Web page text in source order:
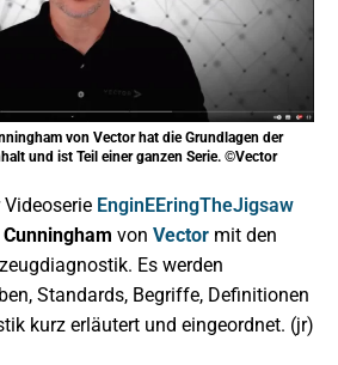
von Vector hat die Grundlagen der
und ist Teil einer ganzen Serie. ©Vector
Videoserie EnginEEringTheJigsaw
von Vector mit den
Es werden
Standards, Begriffe, Definitionen
kurz erläutert und eingeordnet. (jr)